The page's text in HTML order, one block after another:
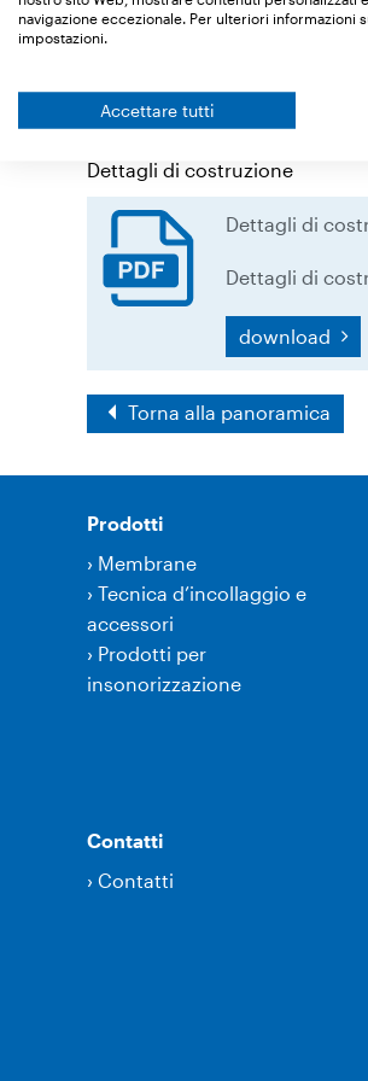
Legend
10: Freno vaporeAmpatex DB 90
38: Nastro adesivo
Dettagli di costruzione
Dettagli di
Dettagli di
download
Torna alla panoramica
Prodotti
› Membrane
› Tecnica d’incollaggio e
accessori
› Prodotti per
insonorizzazione
Contatti
› Contatti
navigazione eccezionale. Per ulteriori informazioni
impostazioni.
Accettare tutti